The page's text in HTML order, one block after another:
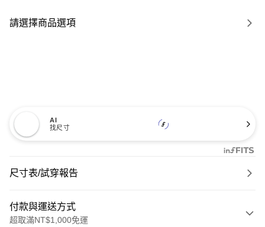
請選擇商品選項
AI
找尺寸
尺寸表/試穿報告
付款與運送方式
超取滿NT$1,000免運